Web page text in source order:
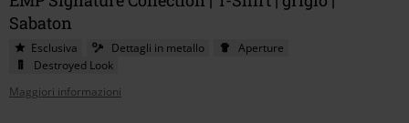
Sabaton
Esclusiva Dettagli in metallo
Aperture
Destroyed Look
Maggiori informazioni